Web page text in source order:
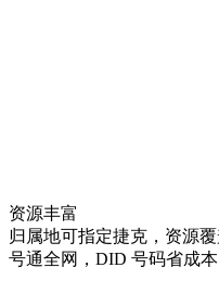
资源丰富
归属地可指定捷克，资源
号通全网，DID 号码省成本